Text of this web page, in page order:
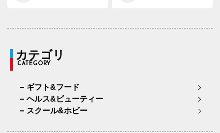
カテゴリ
CATEGORY
ギフト&フード
ヘルス&ビューティー
スクール&ホビー